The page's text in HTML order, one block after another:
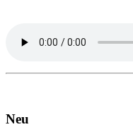
Neu